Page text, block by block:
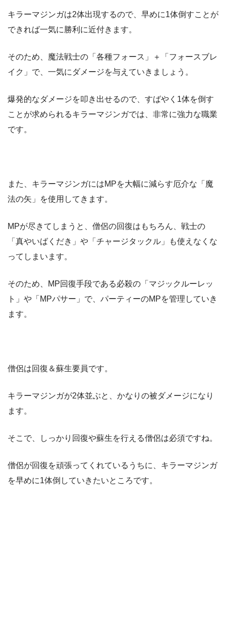
キラーマジンガは2体出現するので、早めに1体倒すことが
できれば一気に勝利に近付きます。
そのため、魔法戦士の「各種フォース」＋「フォースブレ
イク」で、一気にダメージを与えていきましょう。
爆発的なダメージを叩き出せるので、すばやく1体を倒す
ことが求められるキラーマジンガでは、非常に強力な職業
です。
また、キラーマジンガにはMPを大幅に減らす厄介な「魔
法の矢」を使用してきます。
MPが尽きてしまうと、僧侶の回復はもちろん、戦士の
「真やいばくだき」や「チャージタックル」も使えなくな
ってしまいます。
そのため、MP回復手段である必殺の「マジックルーレッ
ト」や「MPパサー」で、パーティーのMPを管理していき
ます。
僧侶は回復＆蘇生要員です。
キラーマジンガが2体並ぶと、かなりの被ダメージになり
ます。
そこで、しっかり回復や蘇生を行える僧侶は必須ですね。
僧侶が回復を頑張ってくれているうちに、キラーマジンガ
を早めに1体倒していきたいところです。